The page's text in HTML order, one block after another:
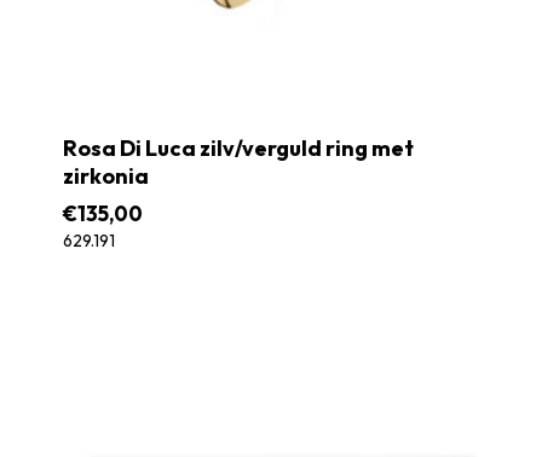
Rosa Di Luca zilv/verguld ring met
zirkonia
€135,00
629.191